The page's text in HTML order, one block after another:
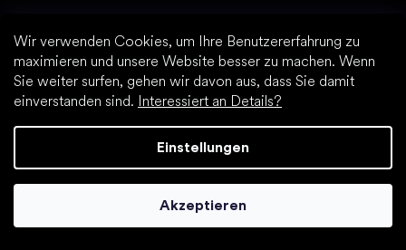
Wir verwenden Cookies, um Ihre Benutzererfahrung zu
maximieren und unsere Website besser zu machen. Wenn
Sie weiter surfen, gehen wir davon aus, dass Sie damit
einverstanden sind. Interessiert an Details?
Einstellungen
Akzeptieren
Frühlingssneakers und Canvas Sneakers 2025
Kinderhalbschuhe 2025
Babys erste Schuhe
Hausschuhe für den Kindergarten
Wie schnell wachsen Kinderfüße?
Kann man den Kindern Barfußschuhe geben?
Natürliche Fußentwicklung von A bis Z